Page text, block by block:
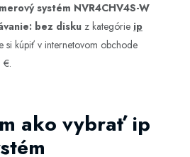
systém NVR4CHV4S-W
bez disku z kategórie ip
si kúpiť v internetovom obchode
€.
ako vybrať ip